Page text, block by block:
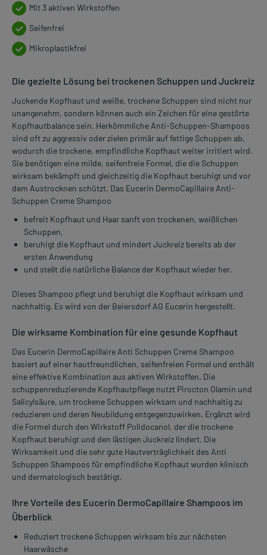
Mit 3 aktiven Wirkstoffen
Seifenfrei
Mikroplastikfrei
Die gezielte Lösung bei trockenen Schuppen und Juckreiz
Juckende Kopfhaut und weiße, trockene Schuppen sind nicht nur
unangenehm, sondern können auch ein Zeichen für eine gestörte
Kopfhautbalance sein. Herkömmliche Anti-Schuppen-Shampoos
sind oft zu aggressiv oder zielen primär auf fettige Schuppen ab,
wodurch die trockene, empfindliche Kopfhaut weiter irritiert wird.
Sie benötigen eine milde, seifenfreie Formel, die die Schuppen
wirksam bekämpft und gleichzeitig die Kopfhaut beruhigt und vor
dem Austrocknen schützt. Das Eucerin DermoCapillaire Anti-
Schuppen Creme Shampoo
befreit Kopfhaut und Haar sanft von trockenen, weißlichen
Schuppen,
beruhigt die Kopfhaut und mindert Juckreiz bereits ab der
ersten Anwendung
und stellt die natürliche Balance der Kopfhaut wieder her.
Dieses Shampoo pflegt und beruhigt die Kopfhaut wirksam und
nachhaltig. Es wird von der Beiersdorf AG Eucerin hergestellt.
Die wirksame Kombination für eine gesunde Kopfhaut
Das Eucerin DermoCapillaire Anti Schuppen Creme Shampoo
basiert auf einer hautfreundlichen, seifenfreien Formel und enthält
eine effektive Kombination aus aktiven Wirkstoffen. Die
schuppenreduzierende Kopfhautpflege nutzt Pirocton Olamin und
Salicylsäure, um trockene Schuppen wirksam und nachhaltig zu
reduzieren und deren Neubildung entgegenzuwirken. Ergänzt wird
die Formel durch den Wirkstoff Polidocanol, der die trockene
Kopfhaut beruhigt und den lästigen Juckreiz lindert. Die
Wirksamkeit und die sehr gute Hautverträglichkeit des Anti
Schuppen Shampoos für empfindliche Kopfhaut wurden klinisch
und dermatologisch bestätigt.
Ihre Vorteile des Eucerin DermoCapillaire Shampoos im
Überblick
Reduziert trockene Schuppen wirksam bis zur nächsten
Haarwäsche